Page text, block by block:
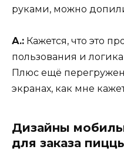
руками, можно
А.: Кажется, что это
пользования и
Плюс ещё
экранах, как мне
Дизайны
для заказа